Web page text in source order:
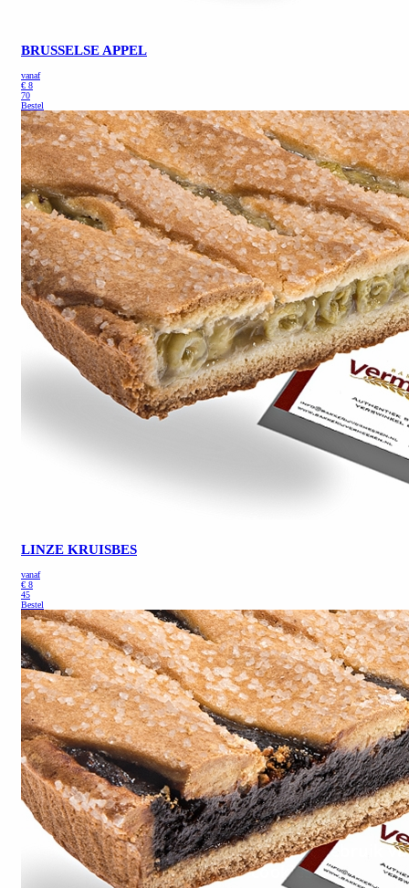
BRUSSELSE APPEL
vanaf
€ 8
70
Bestel
LINZE KRUISBES
vanaf
€ 8
45
Bestel